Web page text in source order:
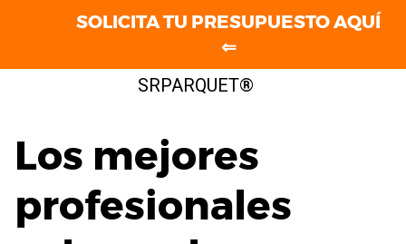
SRPARQUET®
Los mejores
profesionales
SOLICITA TU PRESUPUESTO AQUÍ
⇐